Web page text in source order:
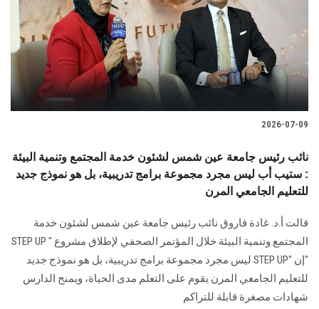
2026-07-09
نائب رئيس جامعة عين شمس لشئون خدمة المجتمع وتنمية البيئة
: ستيب أب ليس مجرد مجموعة برامج تدريبية، بل هو نموذج جديد
للتعليم الجامعي المرن
قالت أ.د. غادة فاروق نائب رئيس جامعة عين شمس لشئون خدمة
المجتمع وتنمية البيئة خلال المؤتمر الصحفي لإطلاق مشروع " STEP UP
"إن "STEP UP ليس مجرد مجموعة برامج تدريبية، بل هو نموذج جديد
للتعليم الجامعي المرن يقوم على التعلم مدى الحياة، ويمنح الدارس
شهادات مصغرة قابلة للتراكم